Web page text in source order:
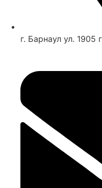
г. Барнаул ул. 1905